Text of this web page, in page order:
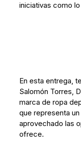
iniciativas como
En esta entrega,
Salomón Torres,
marca de ropa
que representa
aprovechado las
ofrece.